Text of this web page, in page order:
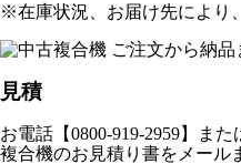
※在庫状況、お届け先により
見積
お電話【0800-919-2959】また
複合機のお見積り書をメール